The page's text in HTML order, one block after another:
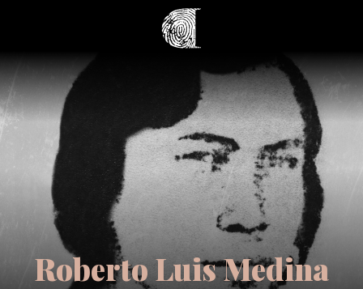
Roberto Luis Medina